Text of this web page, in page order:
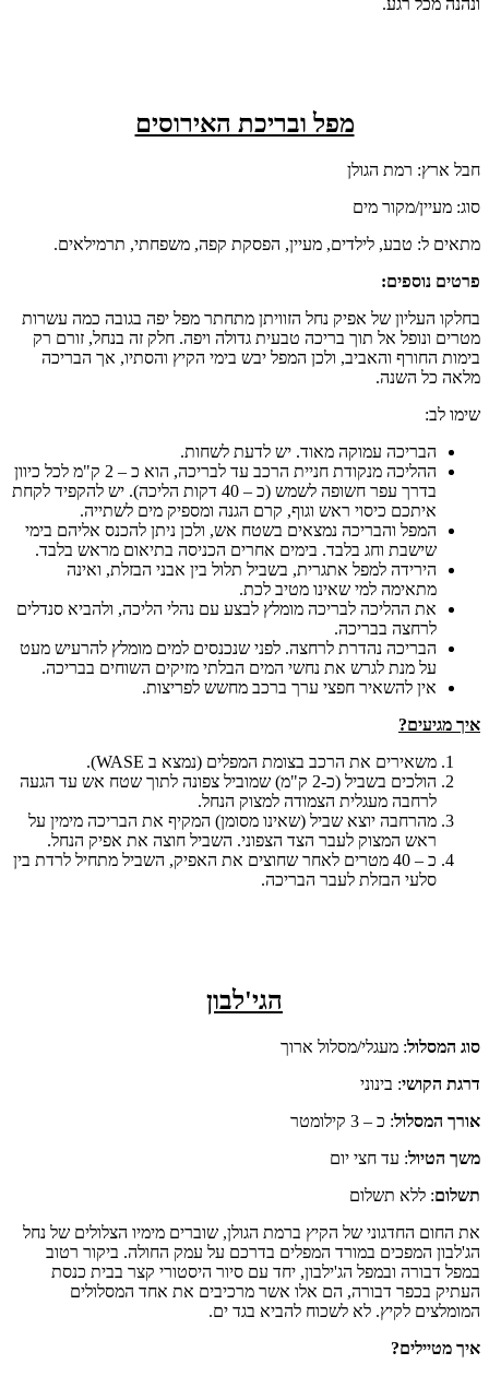
מפל ובריכת האירוסים
חבל ארץ: רמת הגולן
סוג: מעיין/מקור מים
מתאים ל: טבע, לילדים, מעיין, הפסקת קפה, משפחתי, תרמילאים.
פרטים נוספים:
בחלקו העליון של אפיק נחל הזוויתן מתחתר מפל יפה בגובה כמה עשרות
מטרים ונופל אל תוך בריכה טבעית גדולה ויפה. חלק זה בנחל, זורם רק
בימות החורף והאביב, ולכן המפל יבש בימי הקיץ והסתיו, אך הבריכה
מלאה כל השנה.
שימו לב:
הבריכה עמוקה מאוד. יש לדעת לשחות.
ההליכה מנקודת חניית הרכב עד לבריכה, הוא כ – 2 ק"מ לכל כיוון
בדרך עפר חשופה לשמש (כ – 40 דקות הליכה). יש להקפיד לקחת
איתכם כיסוי ראש וגוף, קרם הגנה ומספיק מים לשתייה.
המפל והבריכה נמצאים בשטח אש, ולכן ניתן להכנס אליהם בימי
שישבת וחג בלבד. בימים אחרים הכניסה בתיאום מראש בלבד.
הירידה למפל אתגרית, בשביל תלול בין אבני הבזלת, ואינה
מתאימה למי שאינו מטיב לכת.
את ההליכה לבריכה מומלץ לבצע עם נהלי הליכה, ולהביא סנדלים
לרחצה בבריכה.
הבריכה נהדרת לרחצה. לפני שנכנסים למים מומלץ להרעיש מעט
על מנת לגרש את נחשי המים הבלתי מזיקים השוחים בבריכה.
אין להשאיר חפצי ערך ברכב מחשש לפריצות.
איך מגיעים?
משאירים את הרכב בצומת המפלים (נמצא ב WASE).
הולכים בשביל (כ-2 ק"מ) שמוביל צפונה לתוך שטח אש עד הגעה
לרחבה מעגלית הצמודה למצוק הנחל.
מהרחבה יוצא שביל (שאינו מסומן) המקיף את הבריכה מימין על
ראש המצוק לעבר הצד הצפוני. השביל חוצה את אפיק הנחל.
כ – 40 מטרים לאחר שחוצים את האפיק, השביל מתחיל לרדת בין
סלעי הבזלת לעבר הבריכה.
הגי'לבון
סוג המסלול: מעגלי/מסלול ארוך
דרגת הקושי: בינוני
אורך המסלול: כ – 3 קילומטר
משך הטיול: עד חצי יום
תשלום: ללא תשלום
את החום החדגוני של הקיץ ברמת הגולן, שוברים מימיו הצלולים של נחל
הג'לבון המפכים במורד המפלים בדרכם על עמק החולה. ביקור רטוב
במפל דבורה ובמפל הג'ילבון, יחד עם סיור היסטורי קצר בבית כנסת
העתיק בכפר דבורה, הם אלו אשר מרכיבים את אחד המסלולים
המומלצים לקיץ. לא לשכוח להביא בגד ים.
איך מטיילים?